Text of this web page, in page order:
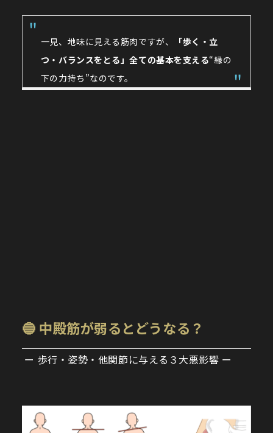
一見、地味に見える筋肉ですが、
「歩く・立
つ・バランスをとる」全ての基本を支える“縁の
下の力持ち”なのです。
🔵 中殿筋が弱るとどうなる？
ー 歩行・姿勢・他関節に与える３大悪影響 ー